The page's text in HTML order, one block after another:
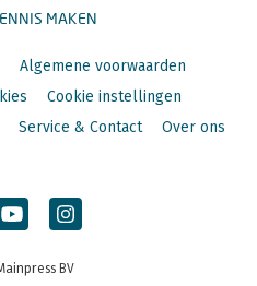
MAKEN
Algemene voorwaarden
Cookie instellingen
Service & Contact Over ons
BV